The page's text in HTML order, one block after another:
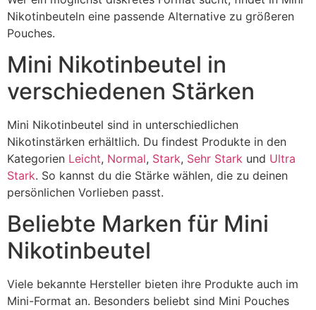
Nikotinbeuteln eine passende Alternative zu größeren
Pouches.
Mini Nikotinbeutel in
verschiedenen Stärken
Mini Nikotinbeutel sind in unterschiedlichen
Nikotinstärken erhältlich. Du findest Produkte in den
Kategorien Leicht, Normal, Stark, Sehr Stark und Ultra
Stark. So kannst du die Stärke wählen, die zu deinen
persönlichen Vorlieben passt.
Beliebte Marken für Mini
Nikotinbeutel
Viele bekannte Hersteller bieten ihre Produkte auch im
Mini-Format an. Besonders beliebt sind Mini Pouches